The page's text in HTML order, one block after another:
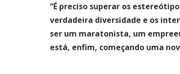
“É preciso superar os
verdadeira diversidade e os
ser um maratonista, um
está, enfim, começando uma